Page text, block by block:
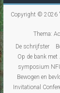
Copyright © 2026
Thema:
De schrijfster
Op de bank met
symposium
Bewogen en
Invitational